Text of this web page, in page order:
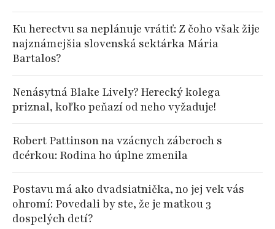
Ku herectvu sa neplánuje vrátiť: Z čoho však žije
najznámejšia slovenská sektárka Mária
Bartalos?
Nenásytná Blake Lively? Herecký kolega
priznal, koľko peňazí od neho vyžaduje!
Robert Pattinson na vzácnych záberoch s
dcérkou: Rodina ho úplne zmenila
Postavu má ako dvadsiatnička, no jej vek vás
ohromí: Povedali by ste, že je matkou 3
dospelých detí?